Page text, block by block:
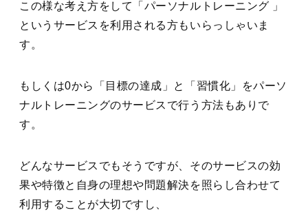
この様な考え方をして「パーソナルトレーニング 」
というサービスを利用される方もいらっしゃいま
す。
もしくは0から「目標の達成」と「習慣化」をパーソ
ナルトレーニングのサービスで行う方法もありで
す。
どんなサービスでもそうですが、そのサービスの効
果や特徴と自身の理想や問題解決を照らし合わせて
利用することが大切ですし、